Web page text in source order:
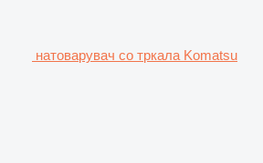
натоварувач со тркала Komatsu